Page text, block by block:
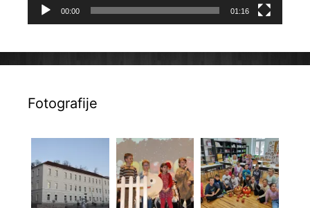
00:00 01:16
Fotografije